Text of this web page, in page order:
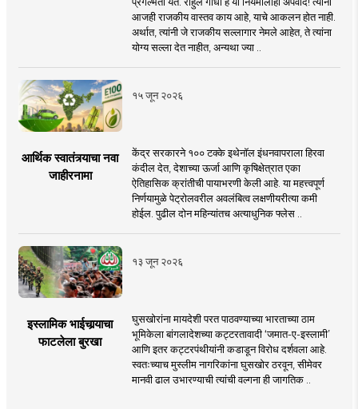
आजही राजकीय वास्तव काय आहे, याचे आकलन होत नाही.
अर्थात, त्यांनी जे राजकीय सल्लागार नेमले आहेत, ते त्यांना
योग्य सल्ला देत नाहीत, अन्यथा ज्या ..
१५ जून २०२६
आर्थिक स्वातंत्र्याचा नवा
जाहीरनामा
केंद्र सरकारने १०० टक्के इथेनॉल इंधनवापराला हिरवा
कंदील देत, देशाच्या ऊर्जा आणि कृषिक्षेत्रात एका
ऐतिहासिक क्रांतीची पायाभरणी केली आहे. या महत्त्वपूर्ण
निर्णयामुळे पेट्रोलवरील अवलंबित्व लक्षणीयरीत्या कमी
होईल. पुढील दोन महिन्यांतच अत्याधुनिक फ्लेस ..
१३ जून २०२६
इस्लामिक भाईचार्‍याचा
फाटलेला बुरखा
घुसखोरांना मायदेशी परत पाठवण्याच्या भारताच्या ठाम
भूमिकेला बांगलादेशच्या कट्टरतावादी ‘जमात-ए-इस्लामी’
आणि इतर कट्टरपंथीयांनी कडाडून विरोध दर्शवला आहे.
स्वतःच्याच मुस्लीम नागरिकांना घुसखोर ठरवून, सीमेवर
मानवी ढाल उभारण्याची त्यांची वल्गना ही जागतिक ..